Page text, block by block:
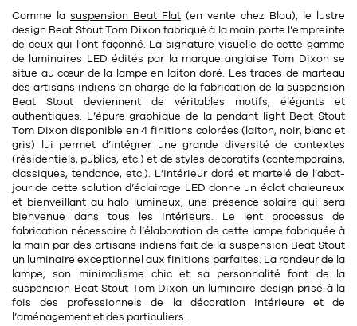
Boîte
Corbeille
Poubelle
Range document
Divers
textile132
Coussin
Créature
Literie
Rallonges
Table
Table basse
Tréteaux
Table d'appoint
pour le bureau39
Chaises de bureau
Bureau
Meuble à clapets
Set de table
Tablier
Toile enduite au mètre
Torchon
sel et poivre14
divers25
objets ludiques11
Travail d'artiste
librairie1
Livre
Revue
Divers
Housse, étui, coque
Divers
décoration1
Vases
Comme la suspension Beat Flat (en vente chez Blou), le lustre
design Beat Stout Tom Dixonfabriqué à la main porte l’empreinte
de ceux qui l’ont façonné. La signature visuelle de cette gamme
de luminaires LED édités par la marque anglaise Tom Dixon se
situe au cœur de la lampe en laiton doré. Les traces de marteau
des artisans indiens en charge de la fabrication de la suspension
Beat Stout deviennent de véritables motifs, élégants et
authentiques. L’épure graphique de la pendant light Beat Stout
Tom Dixon disponible en4 finitions colorées (laiton, noir, blanc et
gris) lui permet d’intégrer une grande diversité de contextes
(résidentiels, publics, etc.) et de styles décoratifs (contemporains,
classiques, tendance, etc.). L’intérieur doré et martelé de l’abat-
jour de cette solution d’éclairage LED donne un éclat chaleureux
et bienveillant au halo lumineux, une présence solaire qui sera
bienvenue dans tous les intérieurs. Le lent processus de
fabrication nécessaire à l’élaboration de cette lampe fabriquée à
la main par des artisans indiens fait de la suspension Beat Stout
un luminaire exceptionnel aux finitions parfaites. La rondeur de la
lampe, son minimalisme chic et sa personnalité font de la
suspension Beat Stout Tom Dixon un luminaire design prisé à la
fois des professionnels de la décoration intérieure et de
l’aménagement et des particuliers.